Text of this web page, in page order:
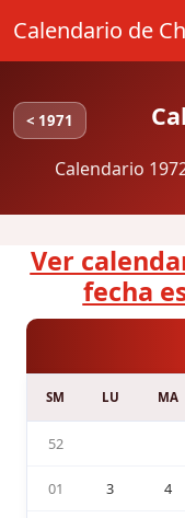
Calendario de
< 1971
Calendario
Ver
fecha
SM LU MA
52
01 3 4